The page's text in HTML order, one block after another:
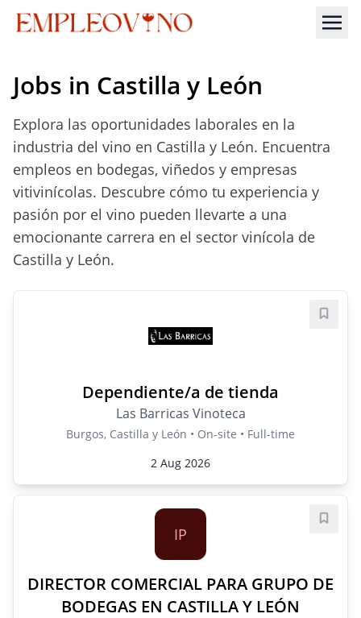
Jobs in Castilla y León
Explora las oportunidades laborales en la
industria del vino en Castilla y León. Encuentra
empleos en bodegas, viñedos y empresas
vitivinícolas. Descubre cómo tu experiencia y
pasión por el vino pueden llevarte a una
emocionante carrera en el sector vinícola de
Castilla y León.
Dependiente/a de tienda
Las Barricas Vinoteca
Burgos, Castilla y León • On-site • Full-time
2 Aug 2026
Save
IP
DIRECTOR COMERCIAL PARA GRUPO DE
BODEGAS EN CASTILLA Y LEÓN
Save